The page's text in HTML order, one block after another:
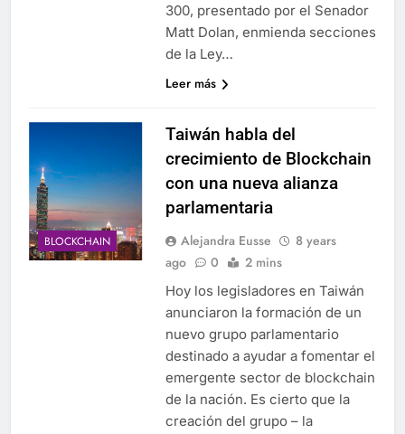
300, presentado por el Senador
Matt Dolan, enmienda secciones
de la Ley…
Leer más
BLOCKCHAIN
Taiwán habla del
crecimiento de Blockchain
con una nueva alianza
parlamentaria
Alejandra Eusse
8 years
ago
0 2 mins
Hoy los legisladores en Taiwán
anunciaron la formación de un
nuevo grupo parlamentario
destinado a ayudar a fomentar el
emergente sector de blockchain
de la nación. Es cierto que la
creación del grupo – la